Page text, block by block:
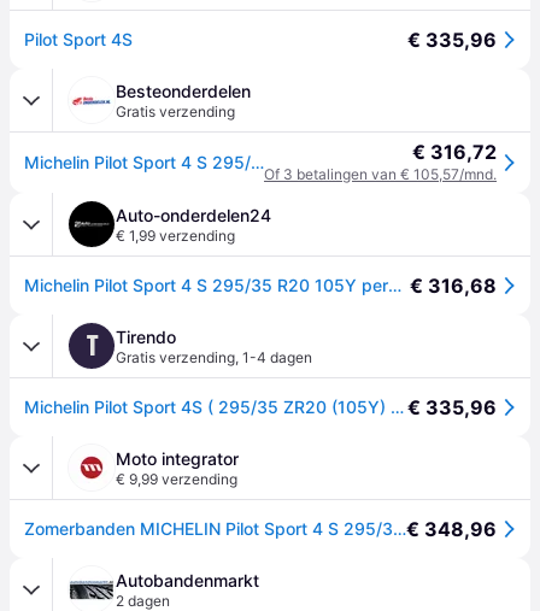
Pilot Sport 4S € 335,96
Besteonderdelen
Gratis verzending
Michelin Pilot Sport 4 S 295/35 R20 105Y personenwagen Zomerbanden Banden 408660 € 316,72
Of 3 betalingen van € 105,57/mnd.
Auto-onderdelen24
€ 1,99 verzending
Michelin Pilot Sport 4 S 295/35 R20 105Y personenwagen Zomerbanden Banden 408660 € 316,68
T Tirendo
Gratis verzending, 1-4 dagen
Michelin Pilot Sport 4S ( 295/35 ZR20 (105Y) XL EV Suitable, met wangbescherming (FSL) )€ 335,96
Moto integrator
€ 9,99 verzending
Zomerbanden MICHELIN Pilot Sport 4 S 295/35R20 XL 105Y€ 348,96
Autobandenmarkt
2 dagen